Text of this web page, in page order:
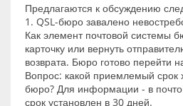
Предлагаются к обсуждению
1. QSL-бюро завалено
Как элемент почтовой системы
карточку или вернуть
возврата. Бюро готово перейти
Вопрос: какой приемлемый срок
бюро? Для информации - в
срок установлен в 30 дней.